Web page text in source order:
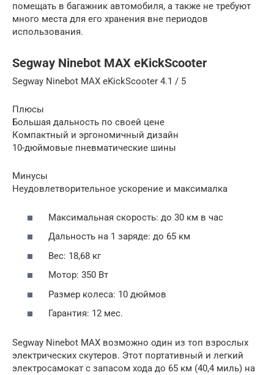
помещать в багажник автомобиля, а также не требуют
много места для его хранения вне периодов
использования.
Segway Ninebot MAX eKickScooter
Segway Ninebot MAX eKickScooter 4.1 / 5
Плюсы
Большая дальность по своей цене
Компактный и эргономичный дизайн
10-дюймовые пневматические шины
Минусы
Неудовлетворительное ускорение и максималка
Максимальная скорость: до 30 км в час
Дальность на 1 заряде: до 65 км
Вес: 18,68 кг
Мотор: 350 Вт
Размер колеса: 10 дюймов
Гарантия: 12 мес.
Segway Ninebot MAX возможно один из топ взрослых
электрических скутеров. Этот портативный и легкий
электросамокат с запасом хода до 65 км (40,4 миль) на